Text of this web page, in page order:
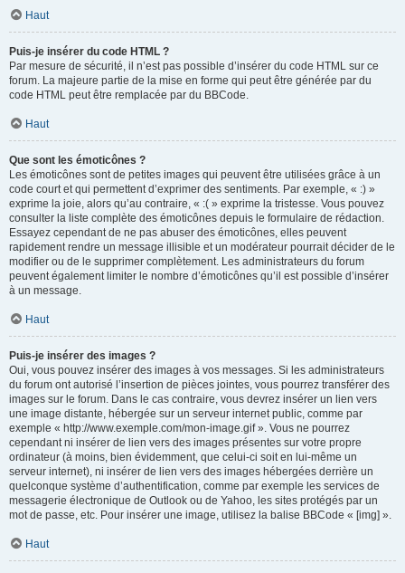
Haut
Puis-je insérer du code HTML ?
Par mesure de sécurité, il n’est pas possible d’insérer du code HTML sur ce
forum. La majeure partie de la mise en forme qui peut être générée par du
code HTML peut être remplacée par du BBCode.
Haut
Que sont les émoticônes ?
Les émoticônes sont de petites images qui peuvent être utilisées grâce à un
code court et qui permettent d’exprimer des sentiments. Par exemple, « :) »
exprime la joie, alors qu’au contraire, « :( » exprime la tristesse. Vous pouvez
consulter la liste complète des émoticônes depuis le formulaire de rédaction.
Essayez cependant de ne pas abuser des émoticônes, elles peuvent
rapidement rendre un message illisible et un modérateur pourrait décider de le
modifier ou de le supprimer complètement. Les administrateurs du forum
peuvent également limiter le nombre d’émoticônes qu’il est possible d’insérer
à un message.
Haut
Puis-je insérer des images ?
Oui, vous pouvez insérer des images à vos messages. Si les administrateurs
du forum ont autorisé l’insertion de pièces jointes, vous pourrez transférer des
images sur le forum. Dans le cas contraire, vous devrez insérer un lien vers
une image distante, hébergée sur un serveur internet public, comme par
exemple « http://www.exemple.com/mon-image.gif ». Vous ne pourrez
cependant ni insérer de lien vers des images présentes sur votre propre
ordinateur (à moins, bien évidemment, que celui-ci soit en lui-même un
serveur internet), ni insérer de lien vers des images hébergées derrière un
quelconque système d’authentification, comme par exemple les services de
messagerie électronique de Outlook ou de Yahoo, les sites protégés par un
mot de passe, etc. Pour insérer une image, utilisez la balise BBCode « [img] ».
Haut